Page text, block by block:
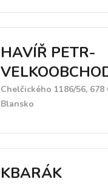
HAVÍŘ PETR-
Chelčického 1186/56, 678
Blansko
KBARÁK